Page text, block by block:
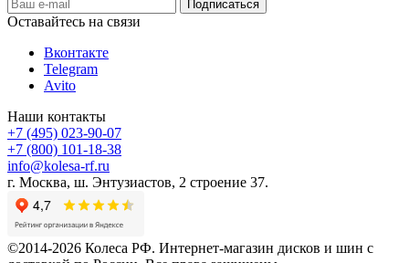
Оставайтесь на связи
Вконтакте
Telegram
Avito
Наши контакты
+7 (495) 023-90-07
+7 (800) 101-18-38
info@kolesa-rf.ru
г. Москва, ш. Энтузиастов, 2 строение 37.
©2014-2026 Колеса РФ. Интернет-магазин дисков и шин с